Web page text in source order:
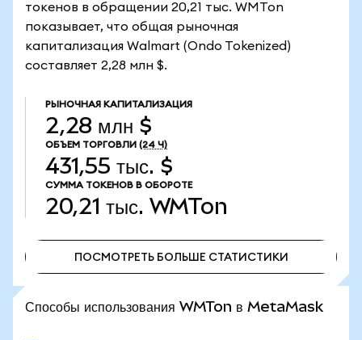
токенов в обращении 20,21 тыс. WMTon
показывает, что общая рыночная
капитализация Walmart (Ondo Tokenized)
составляет 2,28 млн $.
РЫНОЧНАЯ КАПИТАЛИЗАЦИЯ
2,28 млн $
ОБЪЕМ ТОРГОВЛИ (24 Ч)
431,55 тыс. $
СУММА ТОКЕНОВ В ОБОРОТЕ
20,21 тыс. WMTon
ПОСМОТРЕТЬ БОЛЬШЕ СТАТИСТИКИ
Способы использования WMTon в MetaMask